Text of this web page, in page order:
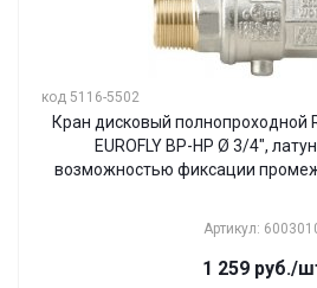
код 5116-5502
Кран дисковый полнопроходной
EUROFLY ВР-НР Ø 3/4",
возможностью фиксации
Артикул:
1 259 руб./